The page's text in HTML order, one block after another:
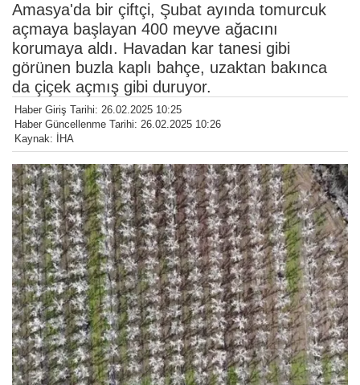
Amasya'da bir çiftçi, Şubat ayında tomurcuk
açmaya başlayan 400 meyve ağacını
korumaya aldı. Havadan kar tanesi gibi
görünen buzla kaplı bahçe, uzaktan bakınca
da çiçek açmış gibi duruyor.
Haber Giriş Tarihi: 26.02.2025 10:25
Haber Güncellenme Tarihi: 26.02.2025 10:26
Kaynak: İHA